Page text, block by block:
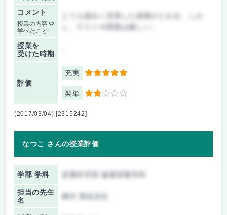
コメント
授業の内容や
学べたこと
し、テストや課題は厳しい。
授業を
受けた時期
評価
充実 5
楽単 2
(2017/03/04) [2315242]
なつこ さんの授業評価
学部 学科 栄養科学部 健康栄養学科
担当の先生
名
柳沢 香絵先生